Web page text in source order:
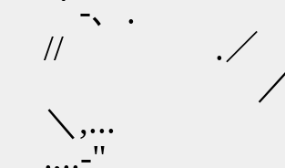
｀-
// .／ .,
／
＼,...
.,..‐"